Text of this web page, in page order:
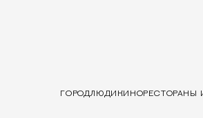
ГОРОДЛЮДИ КИНОРЕСТОРАНЫ